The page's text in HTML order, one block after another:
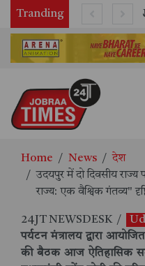
Tranding
Home News
देश
उदयपुर में दो दिवसीय
राज्य: एक वैश्विक गंतव्य"
24JT NEWSDESK /
पर्यटन मंत्रालय द्वारा
की बैठक आज ऐतिहासिक